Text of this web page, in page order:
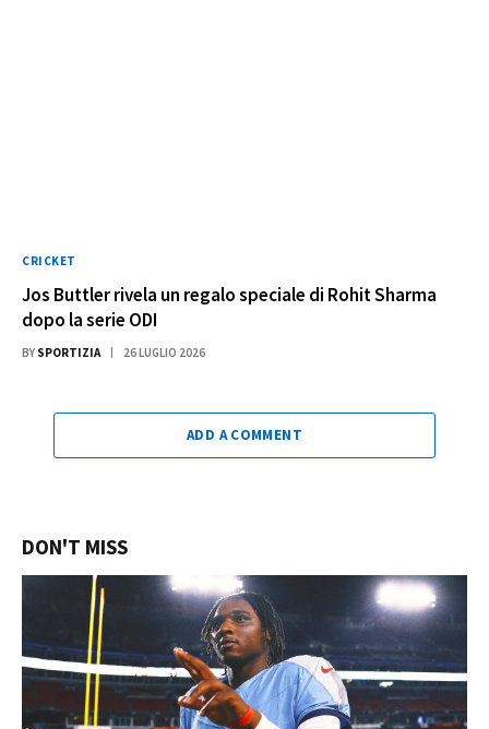
CRICKET
Jos Buttler rivela un regalo speciale di Rohit Sharma
dopo la serie ODI
BY SPORTIZIA 26 LUGLIO 2026
ADD A COMMENT
DON'T MISS